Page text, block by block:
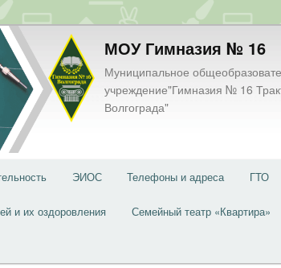
МОУ Гимназия № 16
Муниципальное
учреждение"Гимназия № 16
Волгограда"
ЭИОС Телефоны и адреса ГТО
и их оздоровления Семейный театр «Квартира»